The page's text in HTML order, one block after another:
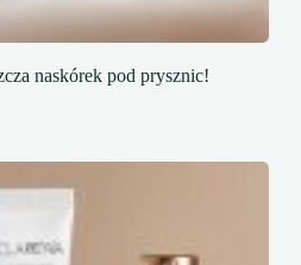
naskórek pod prysznic!